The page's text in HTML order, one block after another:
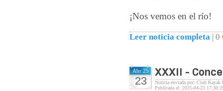
¡Nos vemos en el río!
Leer noticia completa | 0
Abr 25
23
XXXII -
Noticia enviada por: Club Kayak
Publicada el: 2025-04-23